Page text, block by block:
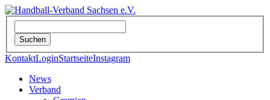
KontaktLoginStartseiteInstagram
News
Verband